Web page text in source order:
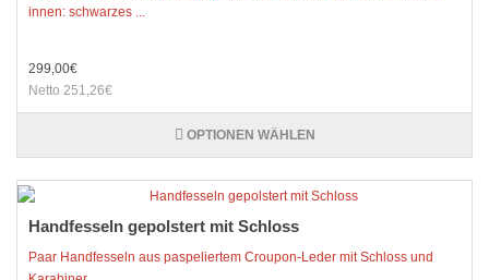
innen: schwarzes ...
299,00€
Netto 251,26€
OPTIONEN WÄHLEN
Handfesseln gepolstert mit Schloss
Paar Handfesseln aus paspeliertem Croupon-Leder mit Schloss und